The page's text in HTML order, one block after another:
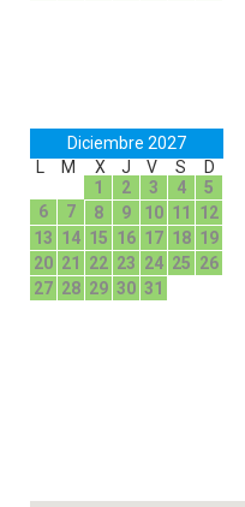
Diciembre 2027
L
M X J V S
D
1
2 3 4
5
6
7 8 9 10 11
12
13 14 15 16 17 18 19
20 21 22 23 24 25 26
27 28 29 30 31